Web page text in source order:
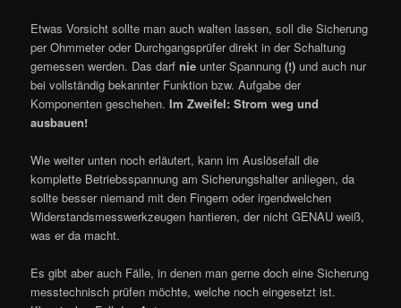
Etwas Vorsicht sollte man auch walten lassen, soll die Sicherung
per Ohmmeter oder Durchgangsprüfer direkt in der Schaltung
gemessen werden. Das darfnie unter Spannung (!) und auch nur
bei vollständig bekannter Funktion bzw. Aufgabe der
Komponenten geschehen.Im Zweifel: Strom weg und
ausbauen!
Wie weiter unten noch erläutert, kann im Auslösefall die
komplette Betriebsspannung am Sicherungshalter anliegen, da
sollte besser niemand mit den Fingern oder irgendwelchen
Widerstandsmesswerkzeugen hantieren, der nicht GENAU weiß,
was er da macht.
Es gibt aber auch Fälle, in denen man gerne doch eine Sicherung
messtechnisch prüfen möchte, welche noch eingesetzt ist.